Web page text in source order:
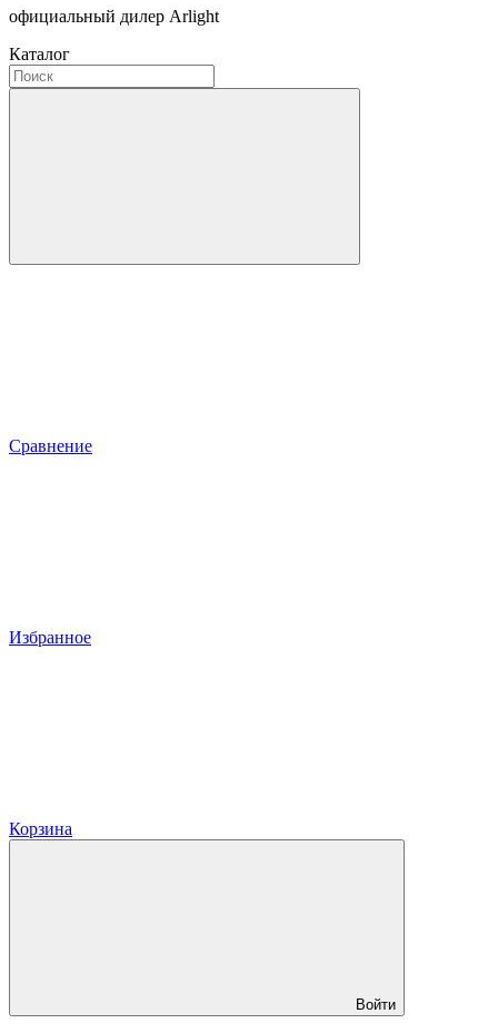
официальный дилер Arlight
Каталог
Сравнение
Избранное
Корзина
Войти